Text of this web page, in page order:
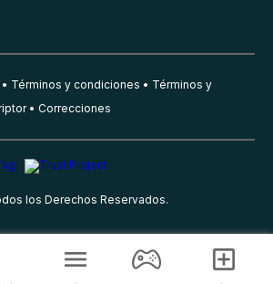
Términos y condiciones
Términos y
Correcciones
los Derechos Reservados.